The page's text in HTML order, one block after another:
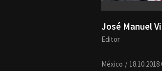
José Manuel
Editor
México 18.10.2018